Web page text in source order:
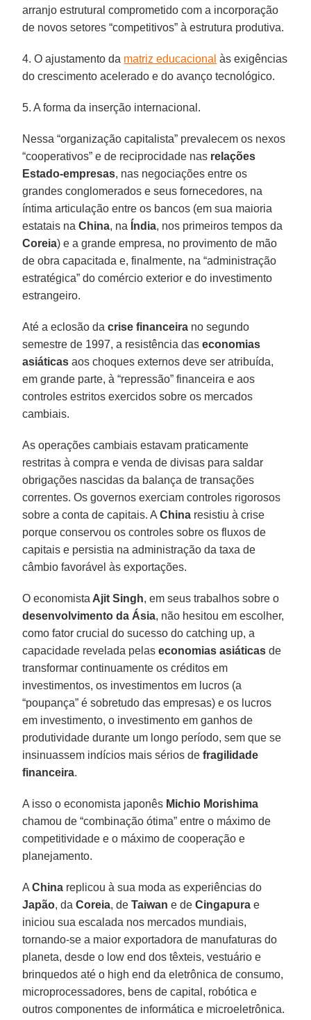
arranjo estrutural comprometido com a incorporação
de novos setores “competitivos” à estrutura produtiva.
4. O ajustamento da matriz educacional às exigências
do crescimento acelerado e do avanço tecnológico.
5. A forma da inserção internacional.
Nessa “organização capitalista” prevalecem os nexos
“cooperativos” e de reciprocidade nas relações
Estado-empresas, nas negociações entre os
grandes conglomerados e seus fornecedores, na
íntima articulação entre os bancos (em sua maioria
estatais naChina, na Índia, nos primeiros tempos da
Coreia) e a grande empresa, no provimento de mão
de obra capacitada e, finalmente, na “administração
estratégica” do comércio exterior e do investimento
estrangeiro.
Até a eclosão dacrise financeira no segundo
semestre de 1997, a resistência daseconomias
asiáticas aos choques externos deve ser atribuída,
em grande parte, à “repressão” financeira e aos
controles estritos exercidos sobre os mercados
cambiais.
As operações cambiais estavam praticamente
restritas à compra e venda de divisas para saldar
obrigações nascidas da balança de transações
correntes. Os governos exerciam controles rigorosos
sobre a conta de capitais. AChina resistiu à crise
porque conservou os controles sobre os fluxos de
capitais e persistia na administração da taxa de
câmbio favorável às exportações.
O economista Ajit Singh, em seus trabalhos sobre o
desenvolvimento da Ásia, não hesitou em escolher,
como fator crucial do sucesso do catching up, a
capacidade revelada pelaseconomias asiáticas de
transformar continuamente os créditos em
investimentos, os investimentos em lucros (a
“poupança” é sobretudo das empresas) e os lucros
em investimento, o investimento em ganhos de
produtividade durante um longo período, sem que se
insinuassem indícios mais sérios defragilidade
financeira.
A isso o economista japonês Michio Morishima
chamou de “combinação ótima” entre o máximo de
competitividade e o máximo de cooperação e
planejamento.
AChina replicou à sua moda as experiências do
Japão, daCoreia, deTaiwan e deCingapura e
iniciou sua escalada nos mercados mundiais,
tornando-se a maior exportadora de manufaturas do
planeta, desde o low end dos têxteis, vestuário e
brinquedos até o high end da eletrônica de consumo,
microprocessadores, bens de capital, robótica e
outros componentes de informática e microeletrônica.